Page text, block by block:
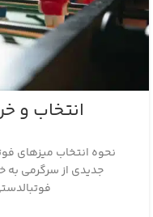
انتخاب و
نحوه انتخاب میزهای
جدیدی از سرگرمی به